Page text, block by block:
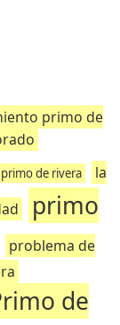
primo de
de rivera
la
primo
problema de
de